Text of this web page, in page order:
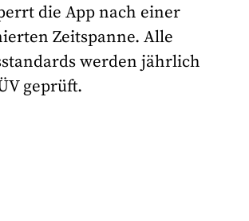
die App nach einer
Zeitspanne. Alle
werden jährlich
geprüft.